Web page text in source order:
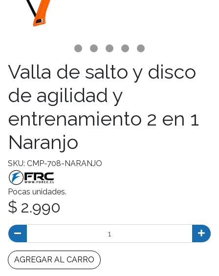
Valla de salto y disco
de agilidad y
entrenamiento 2 en 1
Naranjo
SKU: CMP-708-NARANJO
Pocas unidades.
$ 2.990
AGREGAR AL CARRO